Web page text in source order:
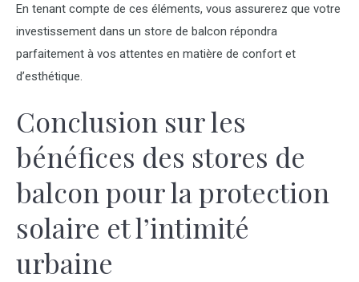
En tenant compte de ces éléments, vous assurerez que votre
investissement dans un store de balcon répondra
parfaitement à vos attentes en matière de confort et
d’esthétique.
Conclusion sur les
bénéfices des stores de
balcon pour la protection
solaire et l’intimité
urbaine